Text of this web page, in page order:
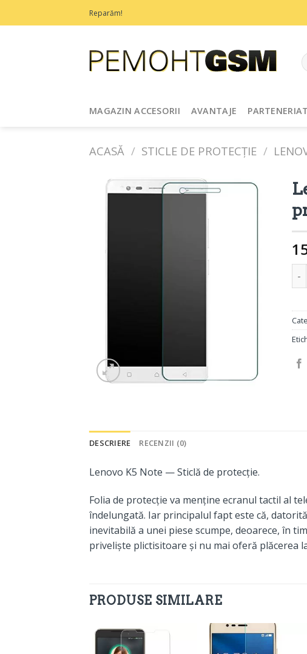
la
Reparăm!
MAGAZIN ACCESORII AVANTAJE PARTENERIAT
ACASĂ / STICLE DE PROTECȚIE /
DESCRIERE RECENZII (0)
Lenovo K5 Note — Sticlă de protecție.
Folia de protecție va menține ecranul tactil al
îndelungată. Iar principalul fapt este că,
inevitabilă a unei piese scumpe, deoarece, în
priveliște plictisitoare și nu mai oferă plăcerea
PRODUSE SIMILARE